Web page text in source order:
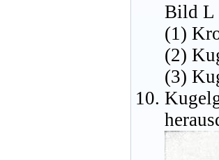
Bild L
(1)
(2)
(3)